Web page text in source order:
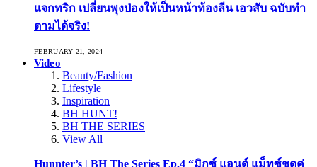
แจกทริก เปลี่ยนพุงป่องให้เป็นหน้าท้องลีน เอวสับ ฉบับทำ
ตามได้จริง!
FEBRUARY 21, 2024
Video
Beauty/Fashion
Lifestyle
Inspiration
BH HUNT!
BH THE SERIES
View All
Hunnter’s | BH The Series Ep.4 “มิกซ์ แอนด์ แม็ทซ์ชุดคู่